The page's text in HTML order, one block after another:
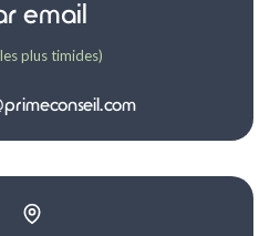
email
plus timides)